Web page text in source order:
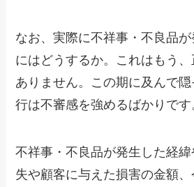
なお、実際に不祥事・不良品
にはどうするか。これはもう
ありません。この期に及んで
行は不審感を強めるばかりです
不祥事・不良品が発生した経
失や顧客に与えた損害の金額